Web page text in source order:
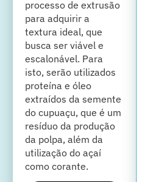
processo de extrusão
para adquirir a
textura ideal, que
busca ser viável e
escalonável. Para
isto, serão utilizados
proteína e óleo
extraídos da semente
do cupuaçu, que é um
resíduo da produção
da polpa, além da
utilização do açaí
como corante.